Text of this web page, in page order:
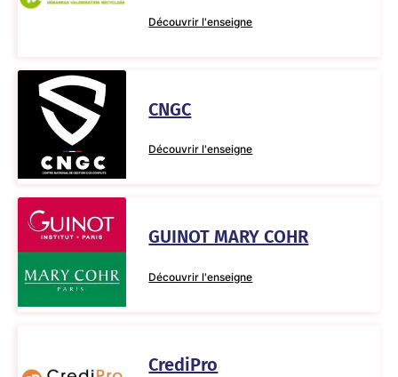
Découvrir l'enseigne
CNGC
Découvrir l'enseigne
GUINOT MARY COHR
Découvrir l'enseigne
CrediPro